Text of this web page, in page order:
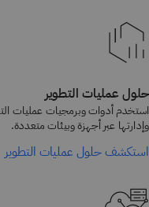
حلول عمليات التطوير
استخدم أدوات وبرمجيات عمليات
وإدارتها عبر أجهزة وبيئات متعددة.
استكشف حلول عمليات التطوير